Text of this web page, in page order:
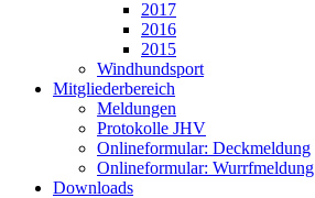
2017
2016
2015
Windhundsport
Mitgliederbereich
Meldungen
Protokolle JHV
Onlineformular: Deckmeldung
Onlineformular: Wurrfmeldung
Downloads